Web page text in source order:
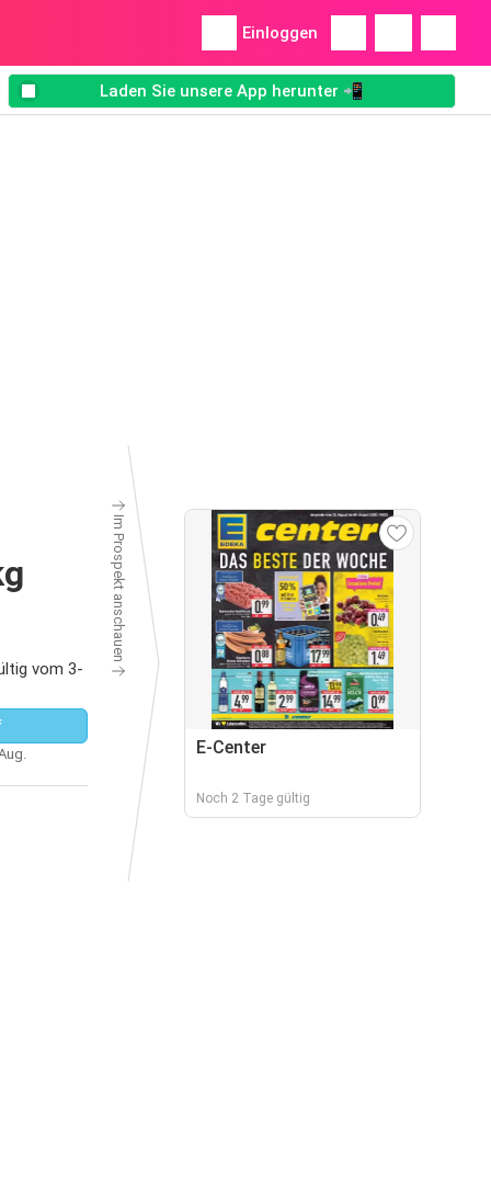
Einloggen
Laden Sie unsere App herunter 📲
vom 3-
Im Prospekt anschauen
E-Center
Noch 2 Tage gültig